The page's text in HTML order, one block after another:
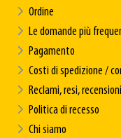
Ordine
Le domande più
Pagamento
Costi di spedizione /
Reclami, resi,
Politica di recesso
Chi siamo